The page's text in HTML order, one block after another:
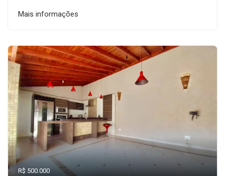
Mais informações
R$ 500.000